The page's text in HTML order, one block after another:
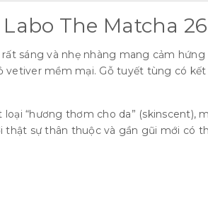
The Matcha 26
sáng và nhẹ nhàng mang cảm
vetiver mềm mại. Gỗ tuyết tùng có
“hương thơm cho da”
sự thân thuộc và gần gũi mới có